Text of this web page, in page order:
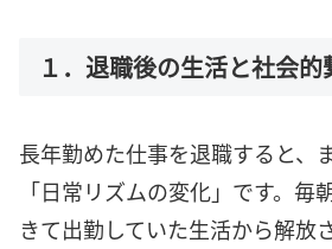
１．退職後の生活と社会
長年勤めた仕事を退職すると、
「日常リズムの変化」です。毎
きて出勤していた生活から解放